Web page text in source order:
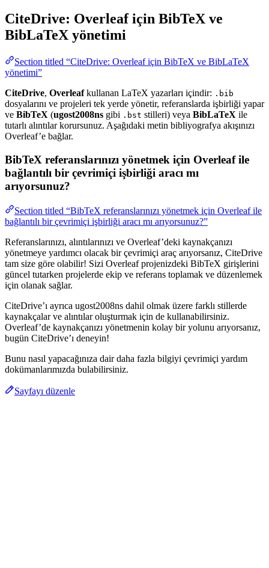
CiteDrive: Overleaf için BibTeX ve
BibLaTeX yönetimi
Section titled “CiteDrive: Overleaf için BibTeX ve BibLaTeX
yönetimi”
CiteDrive, Overleafkullanan LaTeX yazarları içindir: .bib
dosyalarını ve projeleri tek yerde yönetir, referanslarda işbirliği yapar
ve BibTeX (ugost2008ns gibi .bst stilleri) veya BibLaTeX ile
tutarlı alıntılar korursunuz. Aşağıdaki metin bibliyografya akışınızı
Overleaf’e bağlar.
BibTeX referanslarınızı yönetmek için Overleaf ile
bağlantılı bir çevrimiçi işbirliği aracı mı
arıyorsunuz?
Section titled “BibTeX referanslarınızı yönetmek için Overleaf ile
bağlantılı bir çevrimiçi işbirliği aracı mı arıyorsunuz?”
Referanslarınızı, alıntılarınızı ve Overleaf’deki kaynakçanızı
yönetmeye yardımcı olacak bir çevrimiçi araç arıyorsanız, CiteDrive
tam size göre olabilir! Sizi Overleaf projenizdeki BibTeX girişlerini
güncel tutarken projelerde ekip ve referans toplamak ve düzenlemek
için olanak sağlar.
CiteDrive’ı ayrıca ugost2008ns dahil olmak üzere farklı stillerde
kaynakçalar ve alıntılar oluşturmak için de kullanabilirsiniz.
Overleaf’de kaynakçanızı yönetmenin kolay bir yolunu arıyorsanız,
bugün CiteDrive’ı deneyin!
Bunu nasıl yapacağınıza dair daha fazla bilgiyi çevrimiçi yardım
dokümanlarımızda bulabilirsiniz.
Sayfayı düzenle